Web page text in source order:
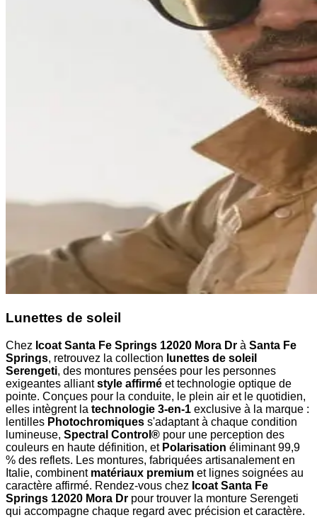
Lunettes de soleil
Chez Icoat Santa Fe Springs 12020 Mora Dr à Santa Fe
Springs, retrouvez la collection lunettes de soleil
Serengeti, des montures pensées pour les personnes
exigeantes alliantstyle affirmé et technologie optique de
pointe. Conçues pour la conduite, le plein air et le quotidien,
elles intègrent la technologie 3-en-1 exclusive à la marque :
lentilles Photochromiques s'adaptant à chaque condition
lumineuse, Spectral Control® pour une perception des
couleurs en haute définition, et Polarisation éliminant 99,9
% des reflets. Les montures, fabriquées artisanalement en
Italie, combinent matériaux premium et lignes soignées au
caractère affirmé. Rendez-vous chez Icoat Santa Fe
Springs 12020 Mora Dr pour trouver la monture Serengeti
qui accompagne chaque regard avec précision et caractère.